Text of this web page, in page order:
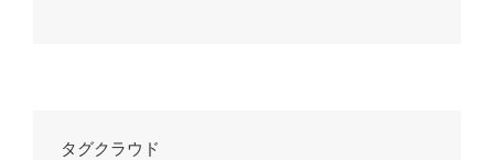
タグクラウド